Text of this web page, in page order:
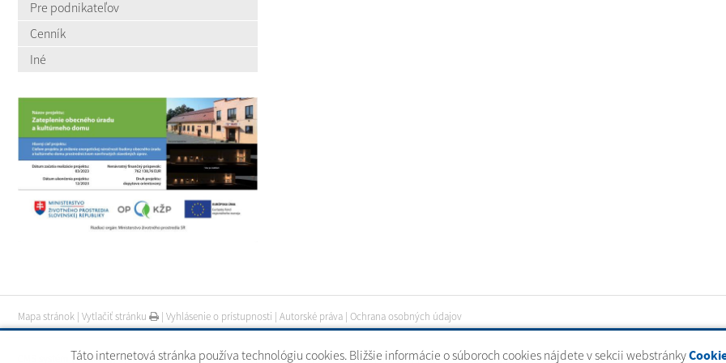
Táto internetová stránka používa technológiu cookies. Bližšie informácie o súboroch cookies nájdete v sekcii webstránky
Pre podnikateľov
Cenník
Iné
Mapa stránok| Vytlačiť stránku | Vyhlásenie o prístupnosti | Autorské práva| Ochrana osobných údajov
CMS systém (redakčný) systém ECHELON 2 |web portál|webhosting|webex.digital|domény|registrácia domény|spoločnosť webex.digital